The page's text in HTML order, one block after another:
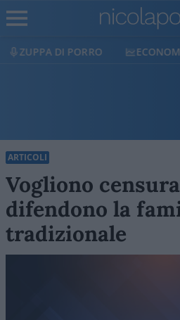
ECONOMIA LIBERILIBRI
ARTICOLI
Vogliono
difendono la
tradizionale